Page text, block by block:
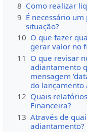
8 Como realizar
9 É necessário
situação?
10 O que fazer
gerar valor no
11 O que revisar
adiantamento
mensagem
do lançamento
12 Quais
Financeira?
13 Através de
adiantamento?